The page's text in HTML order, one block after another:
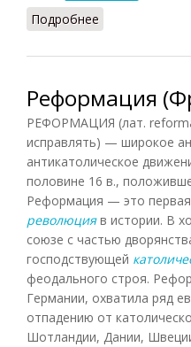
Подробнее
Реформация
РЕФОРМАЦИЯ (лат.
исправлять) — широкое
антикатолическое
половине 16 в.,
Реформация — это
революцияв истории. В
союзе с частью
господствующей
феодального строя.
Германии, охватила ряд
отпадению от
Шотландии, Дании,